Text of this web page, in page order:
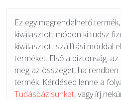
Ez egy megrendelhető
kiválasztott módon ki tudsz
kiválasztott szállítási móddal
terméket. Első a biztonság:
meg az összeget, ha
termék. Kérdésed lenne a
Tudásbázisunkat, vagy írj